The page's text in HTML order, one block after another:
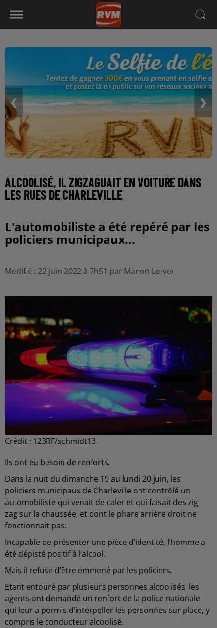
❮ ❯
ALCOOLISÉ, IL ZIGZAGUAIT EN VOITURE DANS
LES RUES DE CHARLEVILLE
L'automobiliste a été repéré par les
policiers municipaux...
Modifié : 22 juin 2022 à 7h51 par Manon Lo-voï
Crédit : 123RF/schmidt13
Ils ont eu besoin de renforts.
Dans la nuit du dimanche 19 au lundi 20 juin, les
policiers municipaux de Charleville ont contrôlé un
automobiliste qui venait de caler et qui faisait des zig
zag sur la chaussée, et dont le phare arrière droit ne
fonctionnait pas.
Incapable de présenter une pièce d’identité, l’homme a
été dépisté positif à l’alcool.
Mais il refuse d’être emmené par les policiers.
Etant entouré par plusieurs personnes alcoolisés, les
agents ont demandé un renfort de la police nationale
qui leur a permis d’interpeller les personnes sur place, y
compris le conducteur alcoolisé.